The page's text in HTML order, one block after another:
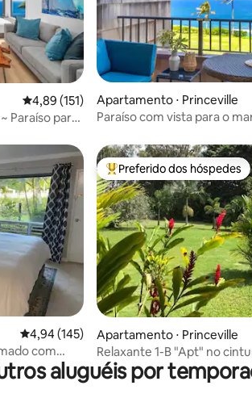
4,89 de uma avaliação média de 5, 151
4,89 (151)
Paraíso para
Apartamento ⋅ Princeville
Paraíso com vista para o
praia
4,94 de uma avaliação média de 5, 145
4,94 (145)
com
Entre os melhores
Preferido dos hóspedes
Apartamento ⋅ Princeville
Relaxante 1-B "Apt" no
isolado. A/C
aluguéis por